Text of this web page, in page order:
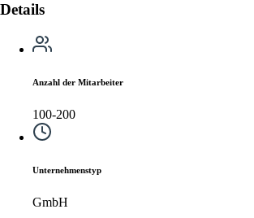
Details
Anzahl der Mitarbeiter
100-200
Unternehmenstyp
GmbH